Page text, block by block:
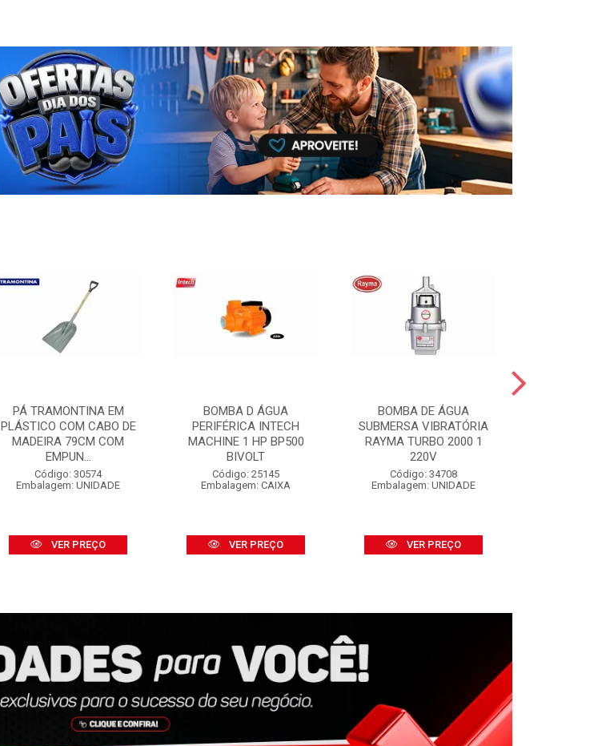
PÁ TRAMONTINA EM
PLÁSTICO COM CABO DE
MADEIRA 79CM COM
EMPUN...
Código: 30574
Embalagem: UNIDADE
VER PREÇO
BOMBA D ÁGUA
PERIFÉRICA INTECH
MACHINE 1 HP BP500
BIVOLT
Código: 25145
Embalagem: CAIXA
VER PREÇO
BOMBA DE ÁGUA
SUBMERSA VIBRATÓRIA
RAYMA TURBO 2000 1
220V
Código: 34708
Embalagem: UNIDADE
VER PREÇO